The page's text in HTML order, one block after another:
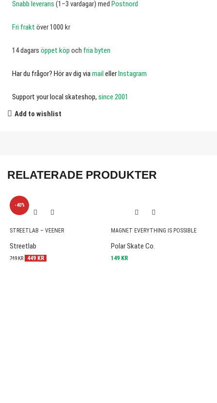
Snabb leverans (1–3 vardagar) med Postnord
Fri frakt över 1000 kr
14 dagars öppet köp och fria byten
Har du frågor? Hör av dig viamail ellerInstagram
Support your local skateshop, since 2001
Add to wishlist
RELATERADE PRODUKTER
-40%
STREETLAB – VEENER
Streetlab
749KR 449 KR
MAGNET EVERYTHING IS POSSIBLE
Polar Skate Co.
149 KR